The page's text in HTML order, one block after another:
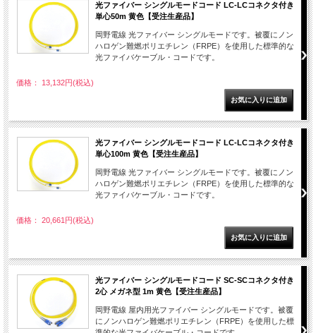
光ファイバー シングルモードコード LC-LCコネクタ付き
単心50m 黄色【受注生産品】
岡野電線 光ファイバー シングルモードです。被覆にノン
ハロゲン難燃ポリエチレン（FRPE）を使用した標準的な
光ファイバケーブル・コードです。
価格： 13,132円(税込)
光ファイバー シングルモードコード LC-LCコネクタ付き
単心100m 黄色【受注生産品】
岡野電線 光ファイバー シングルモードです。被覆にノン
ハロゲン難燃ポリエチレン（FRPE）を使用した標準的な
光ファイバケーブル・コードです。
価格： 20,661円(税込)
光ファイバー シングルモードコード SC-SCコネクタ付き
2心 メガネ型 1m 黄色【受注生産品】
岡野電線 屋内用光ファイバー シングルモードです。被覆
にノンハロゲン難燃ポリエチレン（FRPE）を使用した標